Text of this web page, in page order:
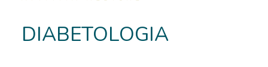
DIABETOLOGIA